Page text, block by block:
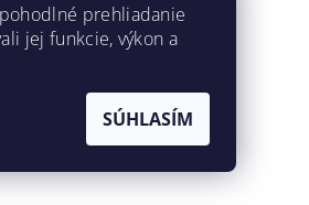
prehliadanie
jej funkcie, výkon a
SÚHLASÍM